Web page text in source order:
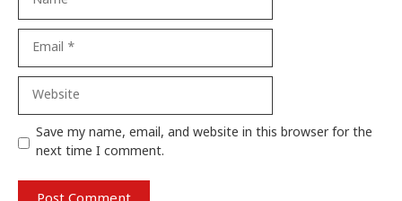
Website
Save my name, email, and website in this browser for the
next time I comment.